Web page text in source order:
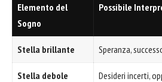
Elemento del
Sogno
Possibile
Stella brillante Speranza,
Stella debole Desideri incerti,